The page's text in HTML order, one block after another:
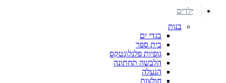
ילדים
בנות
בגדי ים
בית ספר
גופיות פלנל\גטקס
הלבשה תחתונה
הנעלה
חולצות